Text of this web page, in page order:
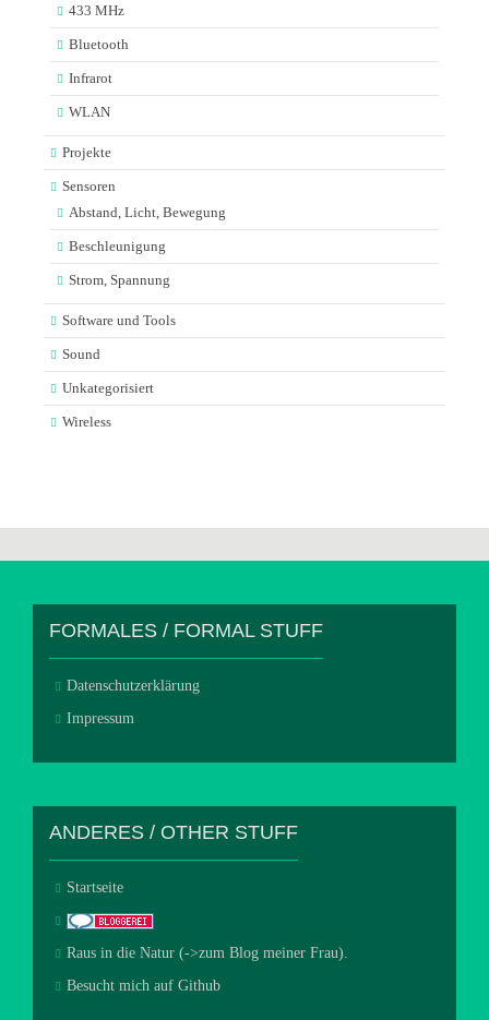
433 MHz
Bluetooth
Infrarot
WLAN
Projekte
Sensoren
Abstand, Licht, Bewegung
Beschleunigung
Strom, Spannung
Software und Tools
Sound
Unkategorisiert
Wireless
FORMALES / FORMAL STUFF
Datenschutzerklärung
Impressum
ANDERES / OTHER STUFF
Startseite
Raus in die Natur (->zum Blog meiner Frau).
Besucht mich auf Github